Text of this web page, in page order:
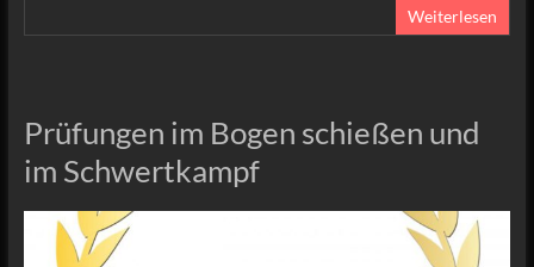
Weiterlesen
Prüfungen im Bogen schießen und
im Schwertkampf